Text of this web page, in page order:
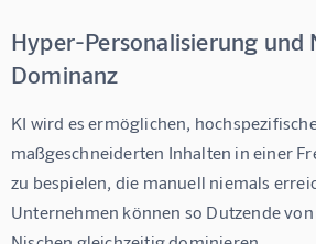
Hyper-Personalisierung und
Dominanz
KI wird es ermöglichen,
maßgeschneiderten Inhalten in einer
zu bespielen, die manuell niemals
Unternehmen können so Dutzende